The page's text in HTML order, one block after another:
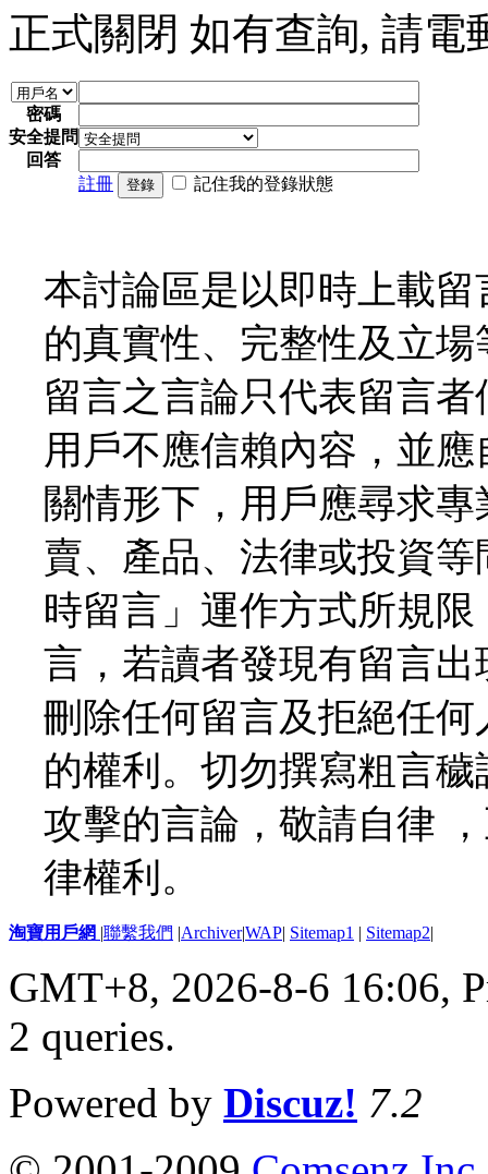
正式關閉 如有查詢, 請電
密碼
安全提問
回答
註冊
登錄 記住我的登錄狀態
本討論區是以即時上載
的真實性、完整性及立
留言之言論只代表留言
用戶不應信賴內容，並
關情形下，用戶應尋求
賣、產品、法律或投資
時留言」運作方式所規
言，若讀者發現有留言
刪除任何留言及拒絕任
的權利。切勿撰寫粗言
攻擊的言論，敬請自律
律權利。
淘寶用戶網 |聯繫我們 |Archiver|WAP| Sitemap1 | Sitemap2|
GMT+8, 2026-8-6 16:06,
2 queries.
Powered by Discuz! 7.2